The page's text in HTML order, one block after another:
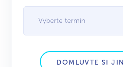
Vyberte termín
DOMLUVTE SI